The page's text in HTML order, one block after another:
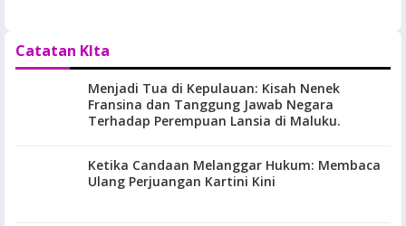
Catatan KIta
Menjadi Tua di Kepulauan: Kisah Nenek
Fransina dan Tanggung Jawab Negara
Terhadap Perempuan Lansia di Maluku.
Ketika Candaan Melanggar Hukum: Membaca
Ulang Perjuangan Kartini Kini